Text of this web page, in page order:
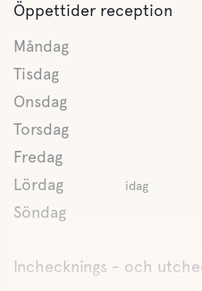
Båtuthyrning
Cykeluthyrning
Tennis
Öppettider reception
Måndag
Tisdag
Onsdag
Torsdag
Fredag
Lördag
idag
Söndag
Inchecknings - och